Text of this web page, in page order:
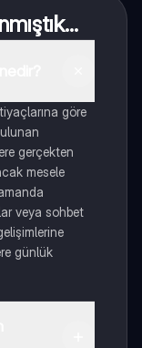
göre
gerçekten
mesele
veya sohbet
günlük